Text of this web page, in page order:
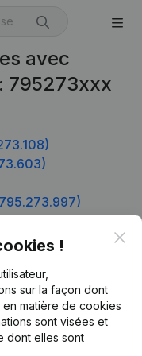
avec
795273xxx
!
sur la façon dont
en matière de cookies
sont visées et
dont elles sont
d’entreprise